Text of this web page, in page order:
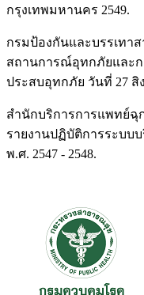
กรุงเทพมหานคร 2549.
กรมป้องกันและบรรเทา
สถานการณ์อุทกภัยและ
ประสบอุทกภัย วันที่ 27 สิ
สำนักบริการการแพทย์ฉุ
รายงานปฏิบัติการระบบ
พ.ศ. 2547 - 2548.